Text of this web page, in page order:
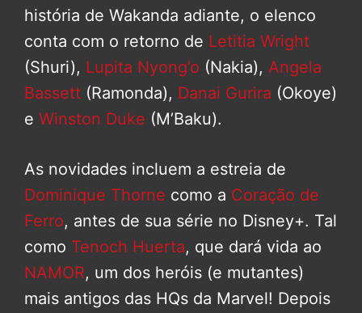
história de Wakanda adiante, o elenco
conta com o retorno de Letitia Wright
(Shuri), Lupita Nyong’o (Nakia), Angela
Bassett (Ramonda), Danai Gurira (Okoye)
e Winston Duke (M’Baku).
As novidades incluem a estreia de
Dominique Thorne como a Coração de
Ferro, antes de sua série no Disney+. Tal
como Tenoch Huerta, que dará vida ao
NAMOR, um dos heróis (e mutantes)
mais antigos das HQs da Marvel! Depois